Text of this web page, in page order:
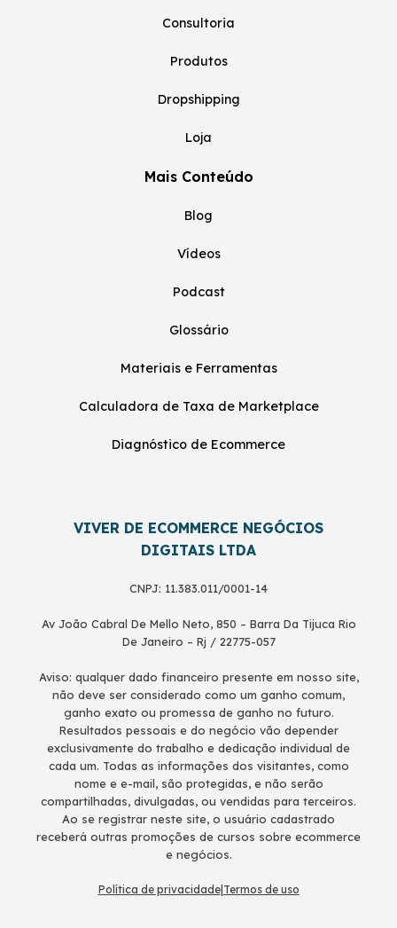
Consultoria
Produtos
Dropshipping
Loja
Mais Conteúdo
Blog
Vídeos
Podcast
Glossário
Materiais e Ferramentas
Calculadora de Taxa de Marketplace
Diagnóstico de Ecommerce
VIVER DE ECOMMERCE NEGÓCIOS
DIGITAIS LTDA
CNPJ: 11.383.011/0001-14
Av João Cabral De Mello Neto, 850 – Barra Da Tijuca Rio
De Janeiro – Rj / 22775-057
Aviso: qualquer dado financeiro presente em nosso site,
não deve ser considerado como um ganho comum,
ganho exato ou promessa de ganho no futuro.
Resultados pessoais e do negócio vão depender
exclusivamente do trabalho e dedicação individual de
cada um. Todas as informações dos visitantes, como
nome e e-mail, são protegidas, e não serão
compartilhadas, divulgadas, ou vendidas para terceiros.
Ao se registrar neste site, o usuário cadastrado
receberá outras promoções de cursos sobre ecommerce
e negócios.
Política de privacidade| Termos de uso